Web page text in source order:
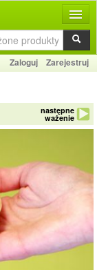
Zaloguj Zarejestruj
następne
ważenie